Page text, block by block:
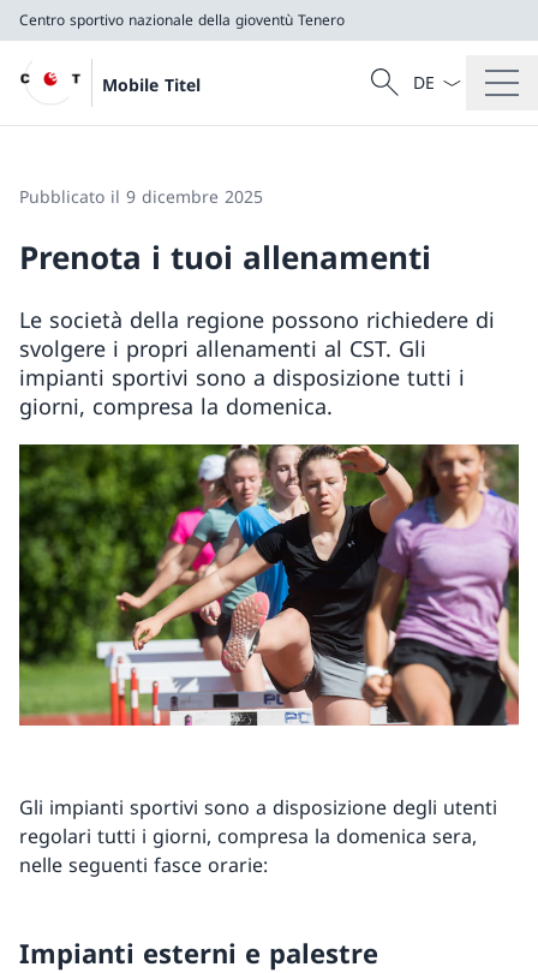
Centro sportivo nazionale della gioventù Tenero
Mobile Titel
Cercare
Ricerca
Dal menu a
Pubblicato il 9 dicembre 2025
Prenota i tuoi allenamenti
Le società della regione possono richiedere di
svolgere i propri allenamenti al CST. Gli
impianti sportivi sono a disposizione tutti i
giorni, compresa la domenica.
Gli impianti sportivi sono a disposizione degli utenti
regolari tutti i giorni, compresa la domenica sera,
nelle seguenti fasce orarie:
Impianti esterni e palestre